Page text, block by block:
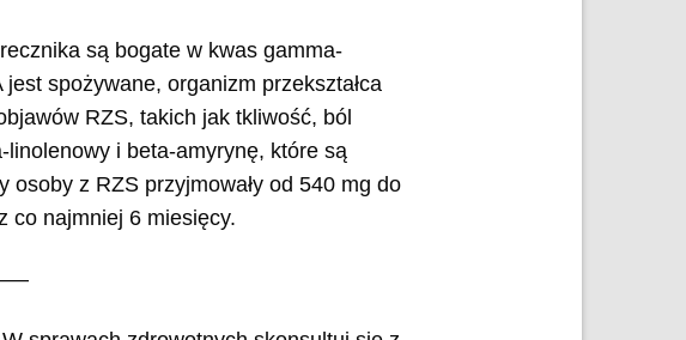
są bogate w kwas gamma-
spożywane, organizm przekształca
RZS, takich jak tkliwość, ból
linolenowy i beta-amyrynę, które są
z RZS przyjmowały od 540 mg do
co najmniej 6 miesięcy.